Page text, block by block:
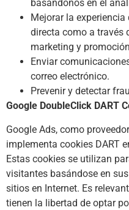
basándonos en el
Mejorar la
directa como a través
marketing y
Enviar
correo electrónico.
Prevenir y detectar
Google DoubleClick DART
Google Ads, como
implementa cookies DART
Estas cookies se utilizan
visitantes basándose en
sitios en Internet. Es
tienen la libertad de optar